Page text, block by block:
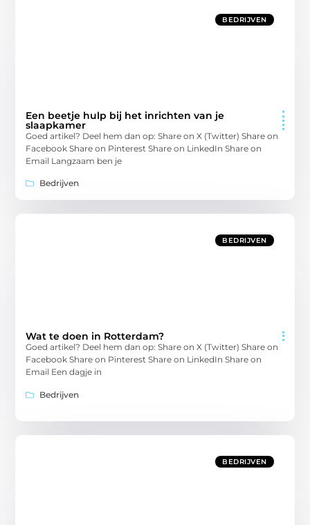
BEDRIJVEN
Een beetje hulp bij het inrichten van je
slaapkamer
Goed artikel? Deel hem dan op: Share on X (Twitter) Share on
Facebook Share on Pinterest Share on LinkedIn Share on
Email Langzaam ben je
Bedrijven
BEDRIJVEN
Wat te doen in Rotterdam?
Goed artikel? Deel hem dan op: Share on X (Twitter) Share on
Facebook Share on Pinterest Share on LinkedIn Share on
Email Een dagje in
Bedrijven
BEDRIJVEN